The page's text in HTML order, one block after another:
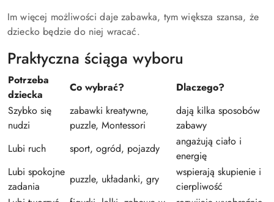
Im więcej możliwości daje zabawka, tym większa szansa, że
dziecko będzie do niej wracać.
Praktyczna ściąga wyboru
Potrzeba
dziecka
Co wybrać?
Dlaczego?
Szybko się
nudzi
zabawki kreatywne,
puzzle, Montessori
dają kilka sposobów
zabawy
Lubi ruch
sport, ogród, pojazdy
angażują ciało i
energię
Lubi spokojne
zadania
puzzle, układanki, gry
wspierają skupienie i
cierpliwość